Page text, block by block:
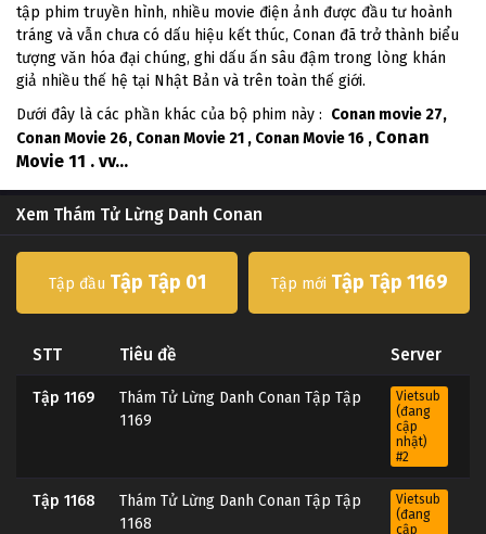
tập phim truyền hình, nhiều movie điện ảnh được đầu tư hoành
tráng và vẫn chưa có dấu hiệu kết thúc, Conan đã trở thành biểu
tượng văn hóa đại chúng, ghi dấu ấn sâu đậm trong lòng khán
giả nhiều thế hệ tại Nhật Bản và trên toàn thế giới.
Dưới đây là các phần khác của bộ phim này : Conan movie 27,
Conan Movie 26, Conan Movie 21 , Conan Movie 16 , Conan
Movie 11 . vv...
Xem Thám Tử Lừng Danh Conan
Tập đầu Tập Tập 01 Tập mới Tập Tập 1169
STT Tiêu đề Server
Tập 1169
Thám Tử Lừng Danh Conan Tập Tập
1169
Vietsub
(đang
cập
nhật)
#2
Tập 1168
Thám Tử Lừng Danh Conan Tập Tập
1168
Vietsub
(đang
cập